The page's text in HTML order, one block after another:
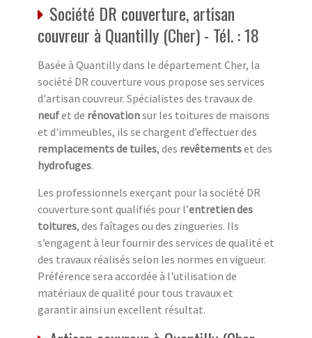
Société DR couverture, artisan
couvreur à Quantilly (Cher) - Tél. : 18
Basée à Quantilly dans le département Cher, la
société DR couverture vous propose ses services
d'artisan couvreur. Spécialistes des travaux de
neufet de rénovationsur les toitures de maisons
et d'immeubles, ils se chargent d’effectuer des
remplacements de tuiles, des revêtementset des
hydrofuges.
Les professionnels exerçant pour la société DR
couverture sont qualifiés pour l’entretien des
toitures, des faîtages ou des zingueries. Ils
s’engagent à leur fournir des services de qualité et
des travaux réalisés selon les normes en vigueur.
Préférence sera accordée à l'utilisation de
matériaux de qualité pour tous travaux et
garantir ainsi un excellent résultat.